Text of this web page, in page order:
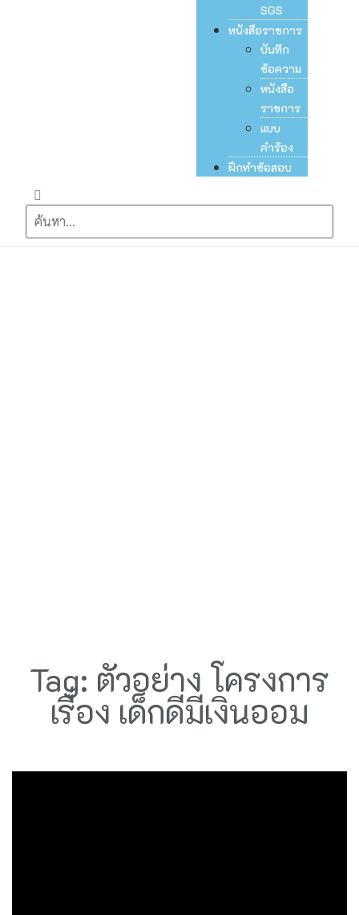
SGS
หนังสือราชการ
บันทึก
ข้อความ
หนังสือ
ราชการ
แบบ
คำร้อง
ฝึกทำข้อสอบ
Tag: ตัวอย่าง โครงการ
เรื่อง เด็กดีมีเงินออม